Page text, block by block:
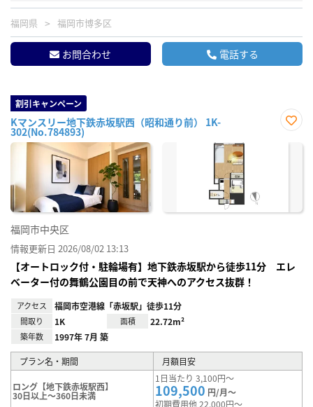
福岡県 福岡市博多区
お問合わせ 電話する
割引キャンペーン
Kマンスリー地下鉄赤坂駅西（昭和通り前） 1K-
302(No.784893)
に入
福岡市中央区
情報更新日 2026/08/02 13:13
【オートロック付・駐輪場有】地下鉄赤坂駅から徒歩11分 エレ
ベーター付の舞鶴公園目の前で天神へのアクセス抜群！
アクセス 福岡市空港線「赤坂駅」徒歩11分
間取り 1K 面積 22.72m²
築年数 1997年 7月 築
プラン名・期間 月額目安
ロング【地下鉄赤坂駅西】
30日以上～360日未満
1日当たり 3,100円～
109,500 円/月～
初期費用他 22,000円～